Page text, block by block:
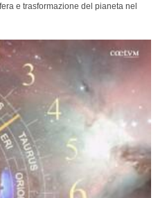
e trasformazione del pianeta nel